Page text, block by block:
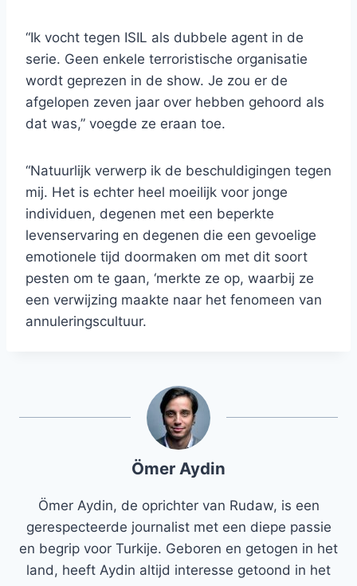
“Ik vocht tegen ISIL als dubbele agent in de
serie. Geen enkele terroristische organisatie
wordt geprezen in de show. Je zou er de
afgelopen zeven jaar over hebben gehoord als
dat was,” voegde ze eraan toe.
“Natuurlijk verwerp ik de beschuldigingen tegen
mij. Het is echter heel moeilijk voor jonge
individuen, degenen met een beperkte
levenservaring en degenen die een gevoelige
emotionele tijd doormaken om met dit soort
pesten om te gaan, ‘merkte ze op, waarbij ze
een verwijzing maakte naar het fenomeen van
annuleringscultuur.
Ömer Aydin
Ömer Aydin, de oprichter van Rudaw, is een
gerespecteerde journalist met een diepe passie
en begrip voor Turkije. Geboren en getogen in het
land, heeft Aydin altijd interesse getoond in het